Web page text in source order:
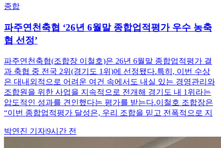
종합
파주연천축협 ‘26년 6월말 종합업적평가 우수 농축
협 선정’
파주연천축협(조합장 이철호)은 26년 6월말 종합업적평가 결
과 축협 중 전국 2위(경기도 1위)에 선정됐다.특히, 이번 수상
은 대내외적으로 어려운 여건 속에서도 내실 있는 경영관리와
조합원을 위한 사업을 지속적으로 전개해 경기도 내 1위라는
압도적인 성과를 견인했다는 평가를 받는다.이철호 조합장은
“이번 종합업적평가 달성은, 우리 조합을 믿고 전폭적으로 지
박연진 기자|9시간 전